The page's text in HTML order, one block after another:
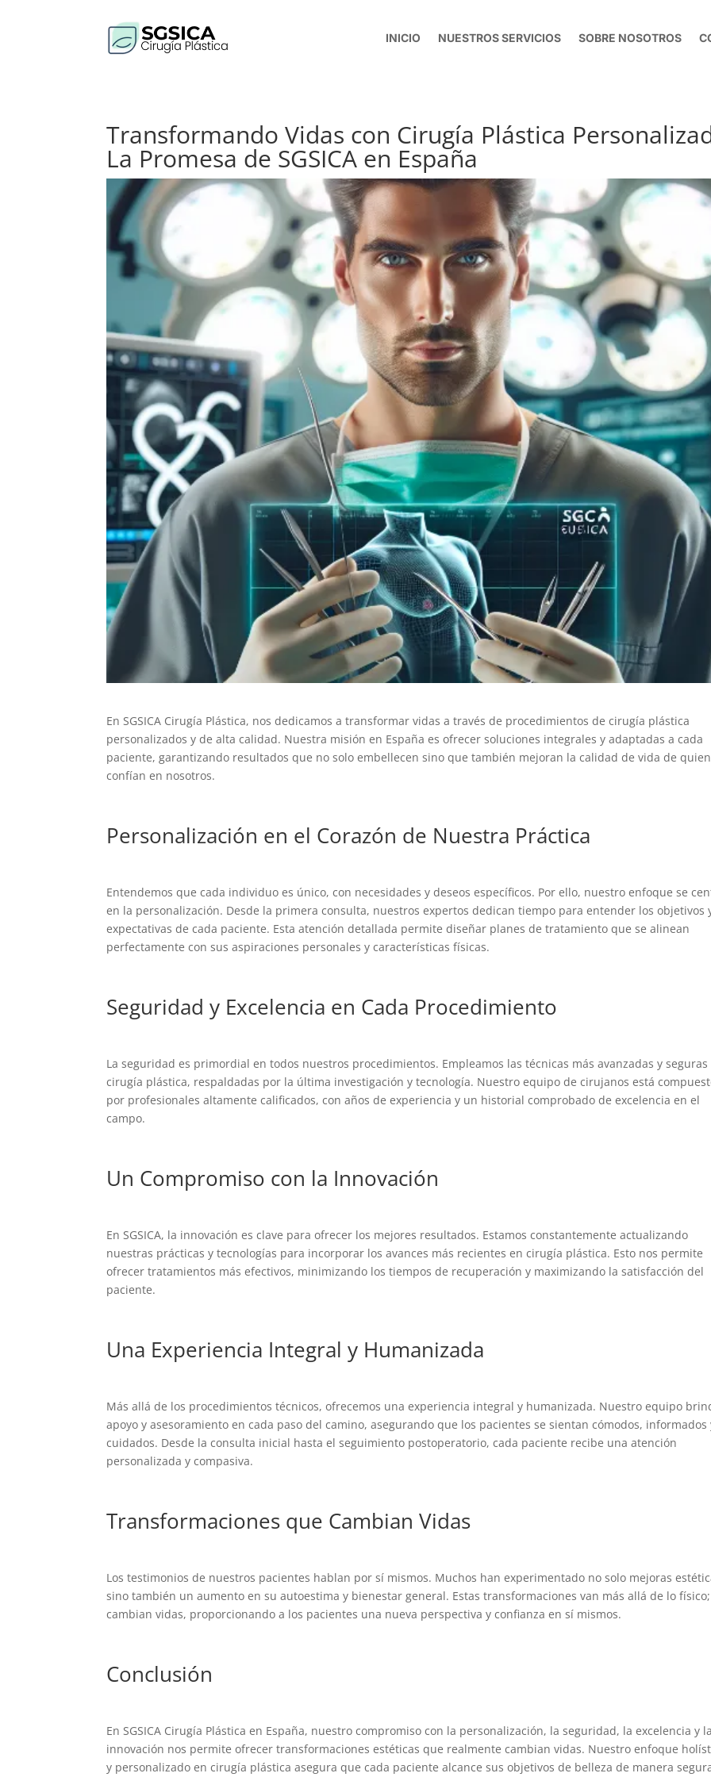
INICIO NUESTROS SERVICIOS SOBRE NOSOTROS
Transformando Vidas con Cirugía Plástica
La Promesa de SGSICA en España
En SGSICA Cirugía Plástica, nos dedicamos a transformar vidas a través de procedimientos de cirugía plástica
personalizados y de alta calidad. Nuestra misión en España es ofrecer soluciones integrales y adaptadas a cada
paciente, garantizando resultados que no solo embellecen sino que también mejoran la calidad de vida de
confían en nosotros.
Personalización en el Corazón de Nuestra Práctica
Entendemos que cada individuo es único, con necesidades y deseos específicos. Por ello, nuestro enfoque se
en la personalización. Desde la primera consulta, nuestros expertos dedican tiempo para entender los objetivos
expectativas de cada paciente. Esta atención detallada permite diseñar planes de tratamiento que se alinean
perfectamente con sus aspiraciones personales y características físicas.
Seguridad y Excelencia en Cada Procedimiento
La seguridad es primordial en todos nuestros procedimientos. Empleamos las técnicas más avanzadas y seguras
cirugía plástica, respaldadas por la última investigación y tecnología. Nuestro equipo de cirujanos está
por profesionales altamente calificados, con años de experiencia y un historial comprobado de excelencia en el
campo.
Un Compromiso con la Innovación
En SGSICA, la innovación es clave para ofrecer los mejores resultados. Estamos constantemente actualizando
nuestras prácticas y tecnologías para incorporar los avances más recientes en cirugía plástica. Esto nos permite
ofrecer tratamientos más efectivos, minimizando los tiempos de recuperación y maximizando la satisfacción del
paciente.
Una Experiencia Integral y Humanizada
Más allá de los procedimientos técnicos, ofrecemos una experiencia integral y humanizada. Nuestro equipo
apoyo y asesoramiento en cada paso del camino, asegurando que los pacientes se sientan cómodos, informados
cuidados. Desde la consulta inicial hasta el seguimiento postoperatorio, cada paciente recibe una atención
personalizada y compasiva.
Transformaciones que Cambian Vidas
Los testimonios de nuestros pacientes hablan por sí mismos. Muchos han experimentado no solo mejoras
sino también un aumento en su autoestima y bienestar general. Estas transformaciones van más allá de lo físico;
cambian vidas, proporcionando a los pacientes una nueva perspectiva y confianza en sí mismos.
Conclusión
En SGSICA Cirugía Plástica en España, nuestro compromiso con la personalización, la seguridad, la excelencia y la
innovación nos permite ofrecer transformaciones estéticas que realmente cambian vidas. Nuestro enfoque
y personalizado en cirugía plástica asegura que cada paciente alcance sus objetivos de belleza de manera